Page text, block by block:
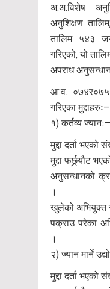
अ.अ.विशेष
अनुशिक्षण
तालिम ५४३
गरिएको, यो
अपराध
आ.व.
गरिएका मुद्दाहरुः–
१) कर्तव्य ज्यानः–
मुद्दा दर्ता भएको
मुद्दा फर्छ्र्यौट
अनुसन्धानको
।
खुलेको अभियुक्त
पक्राउ परेका
।
२) ज्यान मार्ने
मुद्दा दर्ता भएको